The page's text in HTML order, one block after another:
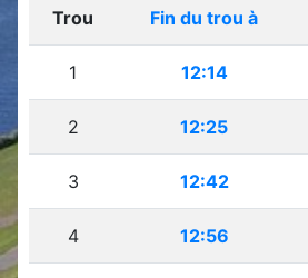
Trou Fin du trou à
1 12:14
2 12:25
3 12:42
4 12:56